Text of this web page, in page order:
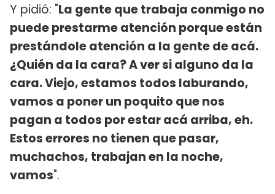
Y pidió: "La gente que trabaja conmigo no
puede prestarme atención porque están
prestándole atención a la gente de acá.
¿Quién da la cara? A ver si alguno da la
cara. Viejo, estamos todos laburando,
vamos a poner un poquito que nos
pagan a todos por estar acá arriba, eh.
Estos errores no tienen que pasar,
muchachos, trabajan en la noche,
vamos".